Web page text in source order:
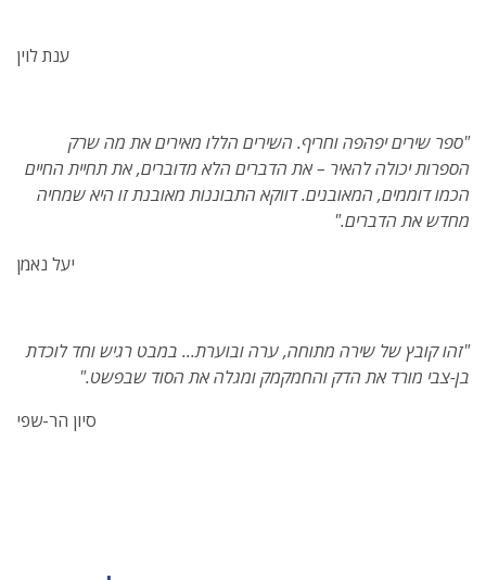
ענת לוין
"ספר שירים יפהפה וחריף. השירים הללו מאירים את מה שרק
הספרות יכולה להאיר – את הדברים הלא מדוברים, את תחיית החיים
הכמו דוממים, המאובנים. דווקא התבוננות מאובנת זו היא שמחיה
מחדש את הדברים."
יעל נאמן
"זהו קובץ של שירה מתוחה, ערה ובוערת... במבט רגיש וחד לוכדת
בן-צבי מורד את הדק והחמקמק ומגלה את הסוד שבפשט.
"
סיון הר-שפי